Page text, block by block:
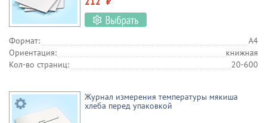
Формат:
А4
Ориентация:
книжная
Кол-во страниц:
20-600
Журнал измерения температуры мякиша
хлеба перед упаковкой